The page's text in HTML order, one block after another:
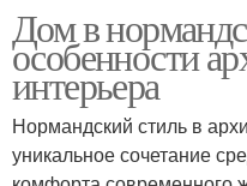
Дом в
особенности
интерьера
Нормандский стиль в
уникальное сочетание